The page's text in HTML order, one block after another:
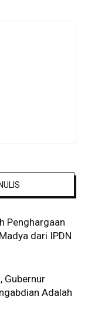
Penghargaan
dari IPDN
Gubernur
Adalah